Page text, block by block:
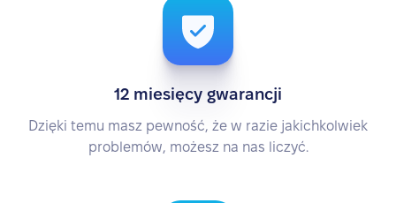
12 miesięcy gwarancji
Dzięki temu masz pewność, że w razie jakichkolwiek
problemów, możesz na nas liczyć.